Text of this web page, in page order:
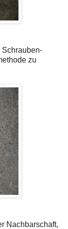
Schrauben-
zu
Nachbarschaft,